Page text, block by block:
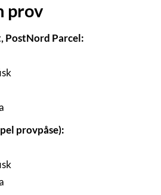
prov
PostNord Parcel:
provpåse):